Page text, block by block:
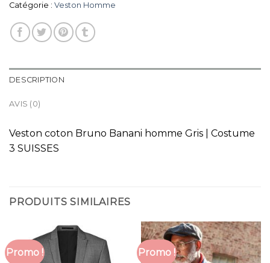
Catégorie : Veston Homme
DESCRIPTION
AVIS (0)
Veston coton Bruno Banani homme Gris | Costume
3 SUISSES
PRODUITS SIMILAIRES
Promo ! Promo !